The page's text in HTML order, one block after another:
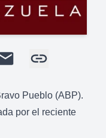
Pueblo (ABP).
por el reciente